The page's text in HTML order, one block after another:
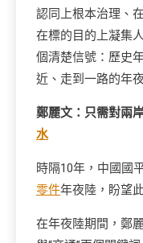
認同上根本治理、
在標的目的上凝集
個清楚信號：歷史
近、走到一路的年
鄭麗文：只需對兩
水
時隔10年，中國國
零件年夜陸，盼望
在年夜陸期間，鄭